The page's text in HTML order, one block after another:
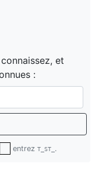
et
:
entrez T_ST_ .